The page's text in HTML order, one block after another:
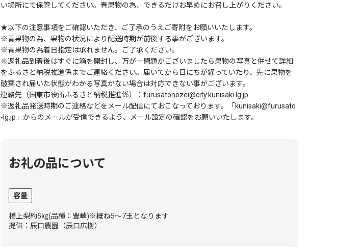
い場所にて保管してください。青果物の為、できるだけお早めにお召し上がりください。
★以下の注意事項をご確認いただき、ご了承のうえご寄附をお願いいたします。
※青果物の為、果物の状況により配送時期が前後する事がございます。
※青果物の為着日指定は承れません。ご了承ください。
※返礼品到着後はすぐに箱を開封し、万が一問題がございましたら果物の写真と併せて詳細
をふるさと納税推進係までご連絡ください。届いてから日にちが経っていたり、先に果物を
破棄され届いた状態がわかる写真がない場合は対応できない事がございます。
連絡先（国東市役所ふるさと納税推進係）：furusatonozei@city.kunisaki.lg.jp
※返礼品発送時期のご連絡などをメール配信にておこなっております。「kunisaki@furusato
-lg.jp」からのメールが受信できるよう、メール設定の確認をお願いいたします。
お礼の品について
容量
橋上梨約5㎏(品種：豊華)※概ね5〜7玉となります
提供：辰口農園（辰口広樹）